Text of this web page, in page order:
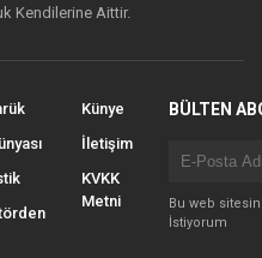
Kendilerine Aittir.
Künye
İletişim
KVKK
Metni
BÜLTEN
Bu web
İstiyorum